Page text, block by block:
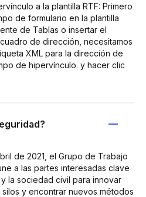
a la plantilla RTF: Primero
de formulario en la plantilla
de Tablas o insertar el
de dirección, necesitamos
XML para la dirección de
de hipervínculo. y hacer clic
de 2021, el Grupo de Trabajo
a las partes interesadas clave
la sociedad civil para innovar
y encontrar nuevos métodos